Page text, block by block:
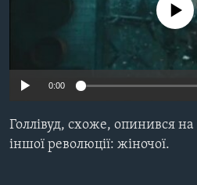
ІСТОРІЇ УСПІХУ УКРАЇНЦІВ
БРИФІНГ ГОЛОСУ АМЕРИКИ
ВІКНО В АМЕРИКУ
МИ В СОЦМЕРЕЖАХ
No media source
0:00
Голлівуд, схоже, опинився на
іншої революції: жіночої.